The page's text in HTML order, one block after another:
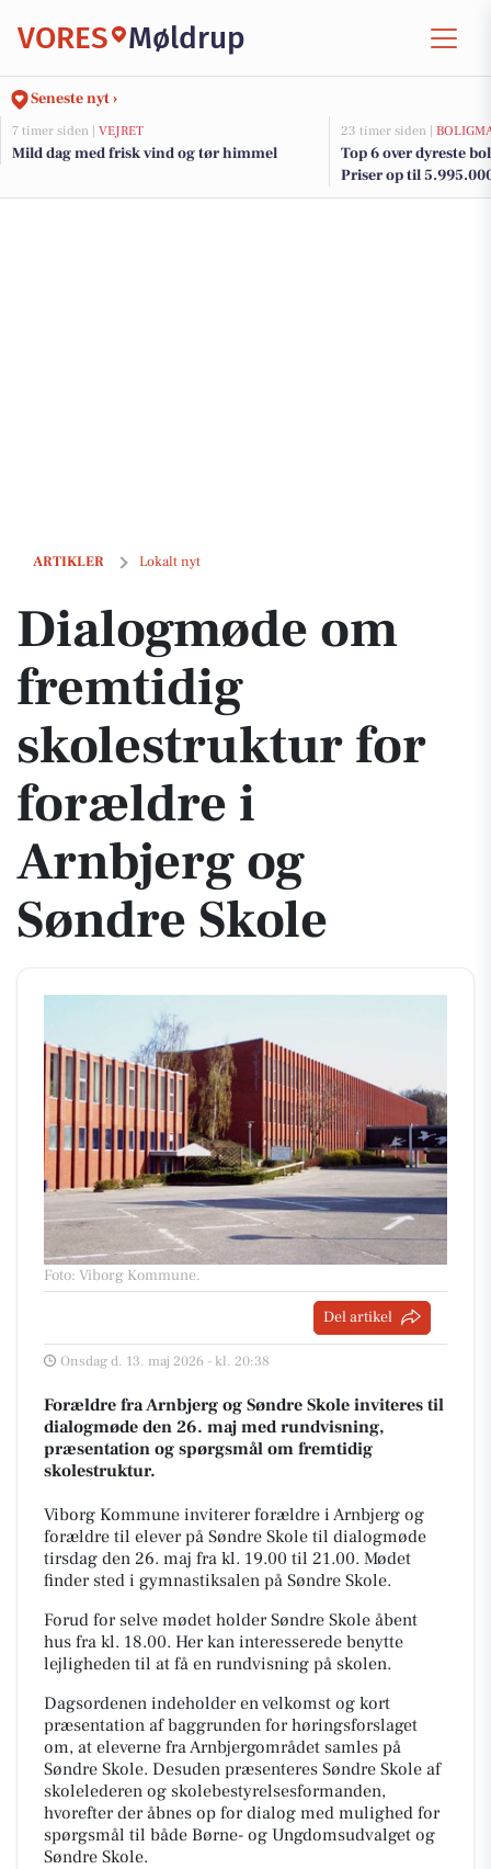
VORES Møldrup
Seneste nyt ›
7 timer siden | VEJRET
Mild dag med frisk vind og tør himmel
23 timer siden |
Top 6 over dyreste
Priser op til
ARTIKLER Lokalt nyt
Dialogmøde om fremtidig skolestruktur for forældre i Arnbjerg og
Dialogmøde om
fremtidig
skolestruktur for
forældre i
Arnbjerg og
Søndre Skole
Foto: Viborg Kommune.
Del artikel
Onsdag d. 13. maj 2026 - kl. 20:38
Forældre fra Arnbjerg og Søndre Skole inviteres til
dialogmøde den 26. maj med rundvisning,
præsentation og spørgsmål om fremtidig
skolestruktur.
Viborg Kommune inviterer forældre i Arnbjerg og
forældre til elever på Søndre Skole til dialogmøde
tirsdag den 26. maj fra kl. 19.00 til 21.00. Mødet
finder sted i gymnastiksalen på Søndre Skole.
Forud for selve mødet holder Søndre Skole åbent
hus fra kl. 18.00. Her kan interesserede benytte
lejligheden til at få en rundvisning på skolen.
Dagsordenen indeholder en velkomst og kort
præsentation af baggrunden for høringsforslaget
om, at eleverne fra Arnbjergområdet samles på
Søndre Skole. Desuden præsenteres Søndre Skole af
skolelederen og skolebestyrelsesformanden,
hvorefter der åbnes op for dialog med mulighed for
spørgsmål til både Børne- og Ungdomsudvalget og
Søndre Skole.